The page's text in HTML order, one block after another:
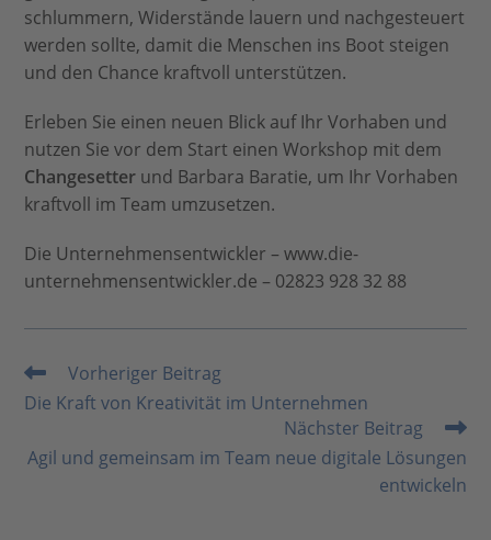
schlummern, Widerstände lauern und nachgesteuert
werden sollte, damit die Menschen ins Boot steigen
und den Chance kraftvoll unterstützen.
Erleben Sie einen neuen Blick auf Ihr Vorhaben und
nutzen Sie vor dem Start einen Workshop mit dem
Changesetter und Barbara Baratie, um Ihr Vorhaben
kraftvoll im Team umzusetzen.
Die Unternehmensentwickler – www.die-
unternehmensentwickler.de – 02823 928 32 88
Weitere
Artikel
Vorheriger Beitrag
Die Kraft von Kreativität im Unternehmen
Nächster Beitrag
Agil und gemeinsam im Team neue digitale Lösungen
entwickeln